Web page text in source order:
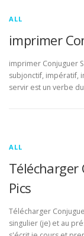
ALL
imprimer
imprimer Conjuguer
subjonctif, impératif,
servir est un verbe
ALL
Télécharger
Pics
Télécharger
singulier (je) et au